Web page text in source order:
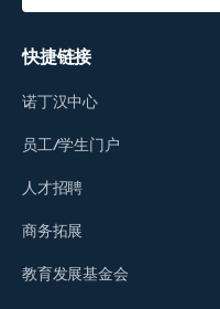
快捷链接
诺丁汉中心
员工/学生门户
人才招聘
商务拓展
教育发展基金会